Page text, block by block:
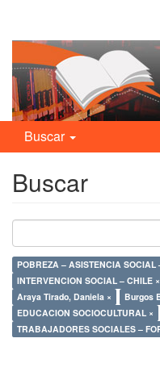
Buscar
Buscar
INTERVENCION SOCIAL – CHILE ×
Araya Tirado, Daniela ×
Burgos
EDUCACION SOCIOCULTURAL ×
TRABAJADORES SOCIALES –